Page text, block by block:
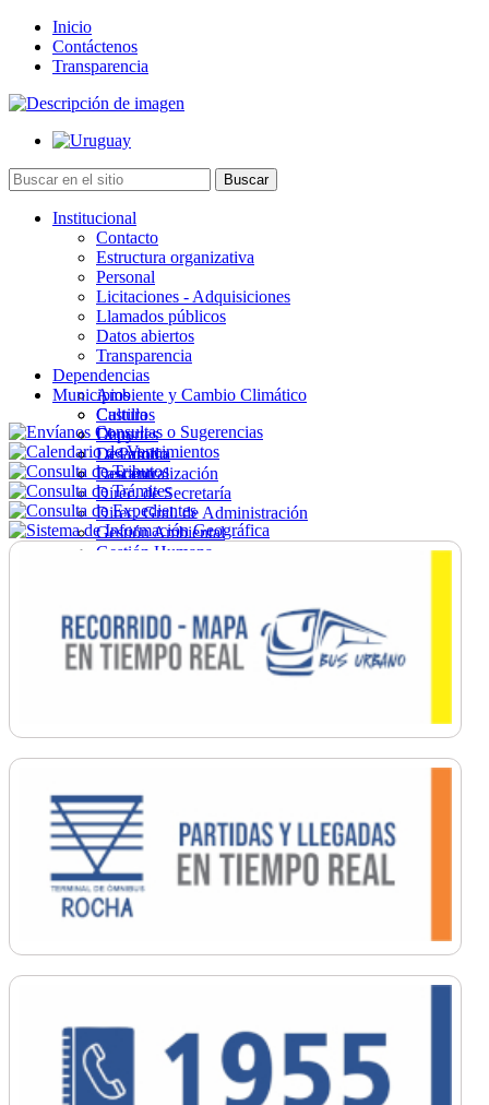
Inicio
Contáctenos
Transparencia
Institucional
Contacto
Estructura organizativa
Personal
Licitaciones - Adquisiciones
Llamados públicos
Datos abiertos
Transparencia
Dependencias
Ambiente y Cambio Climático
Cultura
Deportes
Desarrollo
Descentralización
Direc. de Secretaría
Direc. Gral. de Administración
Gestión Ambiental
Gestión Humana
Ordenamiento
Promoción Social
Salud
Secretaría General
Municipios
Castillos
Chuy
La Paloma
Lascano